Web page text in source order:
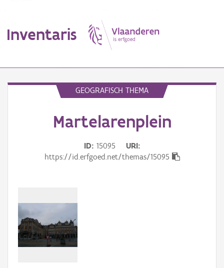
Inventaris
Gebeurtenis
Persoon of collectief
GEOGRAFISCH THEMA
Martelarenplein
ID 15095
URI
https://id.erfgoed.net/themas/15095